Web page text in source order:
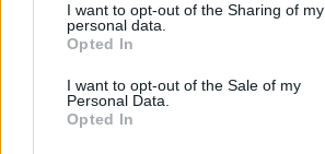
I want to opt-out of the Sharing of my
personal data.
Opted In
I want to opt-out of the Sale of my
Personal Data.
Opted In
Stime: 2
Ti stimo fratello